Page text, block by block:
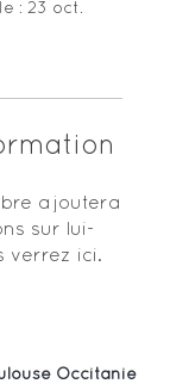
: 23 oct.
ajoutera
sur lui-
verrez ici.
Occitanie